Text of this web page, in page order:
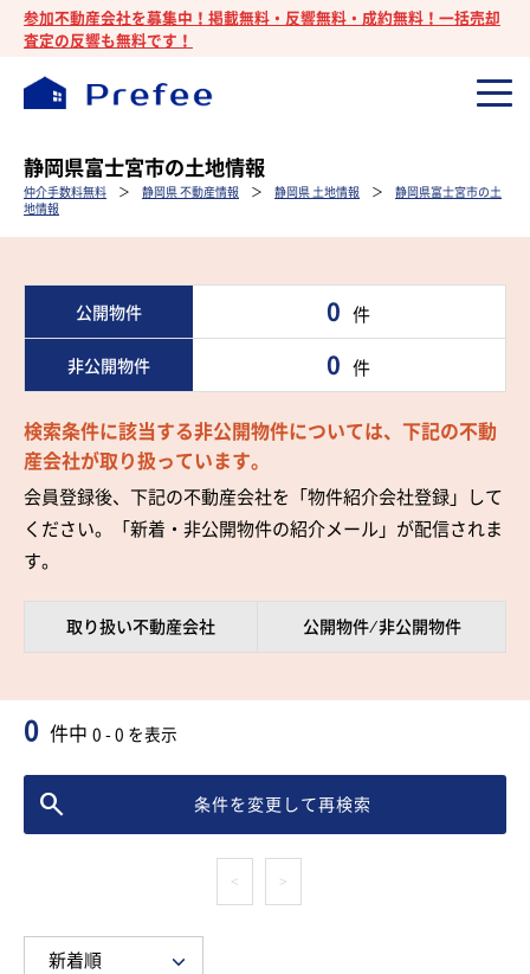
参加不動産会社を募集中！掲載無料・反響無料・成約無料！一括売却
査定の反響も無料です！
静岡県富士宮市の土地情報
仲介手数料無料 ＞ 静岡県 不動産情報 ＞ 静岡県 土地情報 ＞ 静岡県富士宮市の土
地情報
公開物件 0 件
非公開物件 0 件
検索条件に該当する非公開物件については、下記の不動
産会社が取り扱っています。
会員登録後、下記の不動産会社を「物件紹介会社登録」して
ください。「新着・非公開物件の紹介メール」が配信されま
す。
取り扱い不動産会社 公開物件 ⁄ 非公開物件
0 件中 0 - 0 を表示
条件を変更して再検索
< >